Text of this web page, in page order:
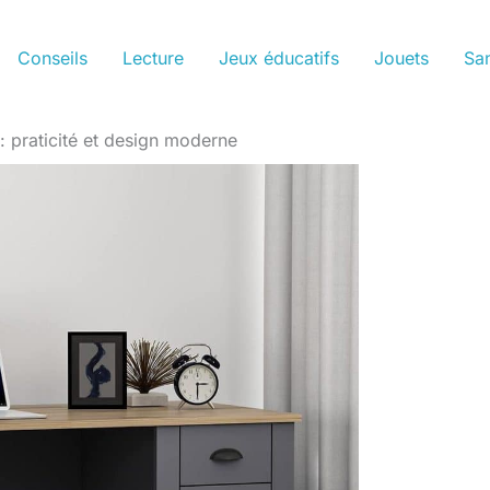
Conseils Lecture Jeux éducatifs Jouets
praticité et design moderne